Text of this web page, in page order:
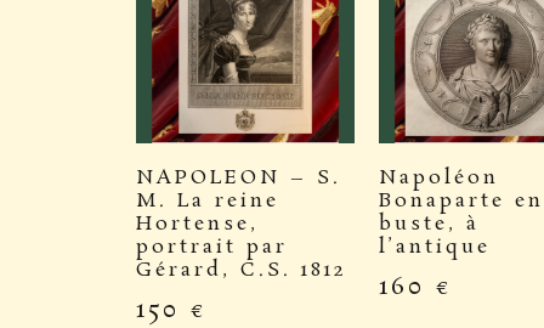
NAPOLEON – S.
M. La reine
Hortense,
portrait par
Gérard, C.S. 1812
150 €
Napoléon
Bonaparte en
buste, à
l’antique
160 €